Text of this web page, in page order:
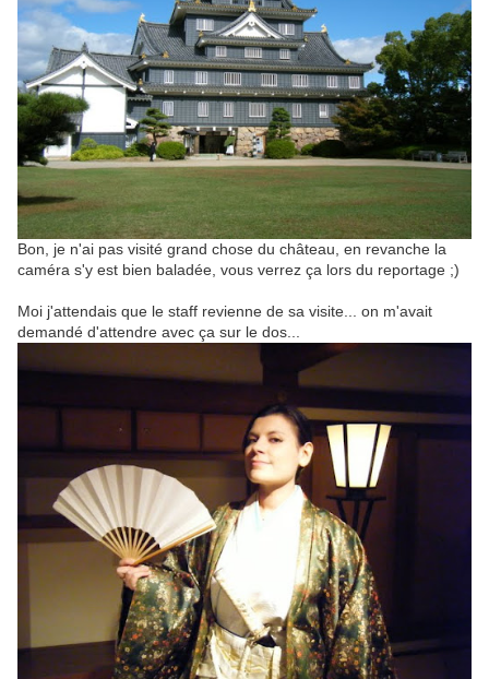
Bon, je n'ai pas visité grand chose du château, en revanche la
caméra s'y est bien baladée, vous verrez ça lors du reportage ;)
Moi j'attendais que le staff revienne de sa visite... on m'avait
demandé d'attendre avec ça sur le dos...